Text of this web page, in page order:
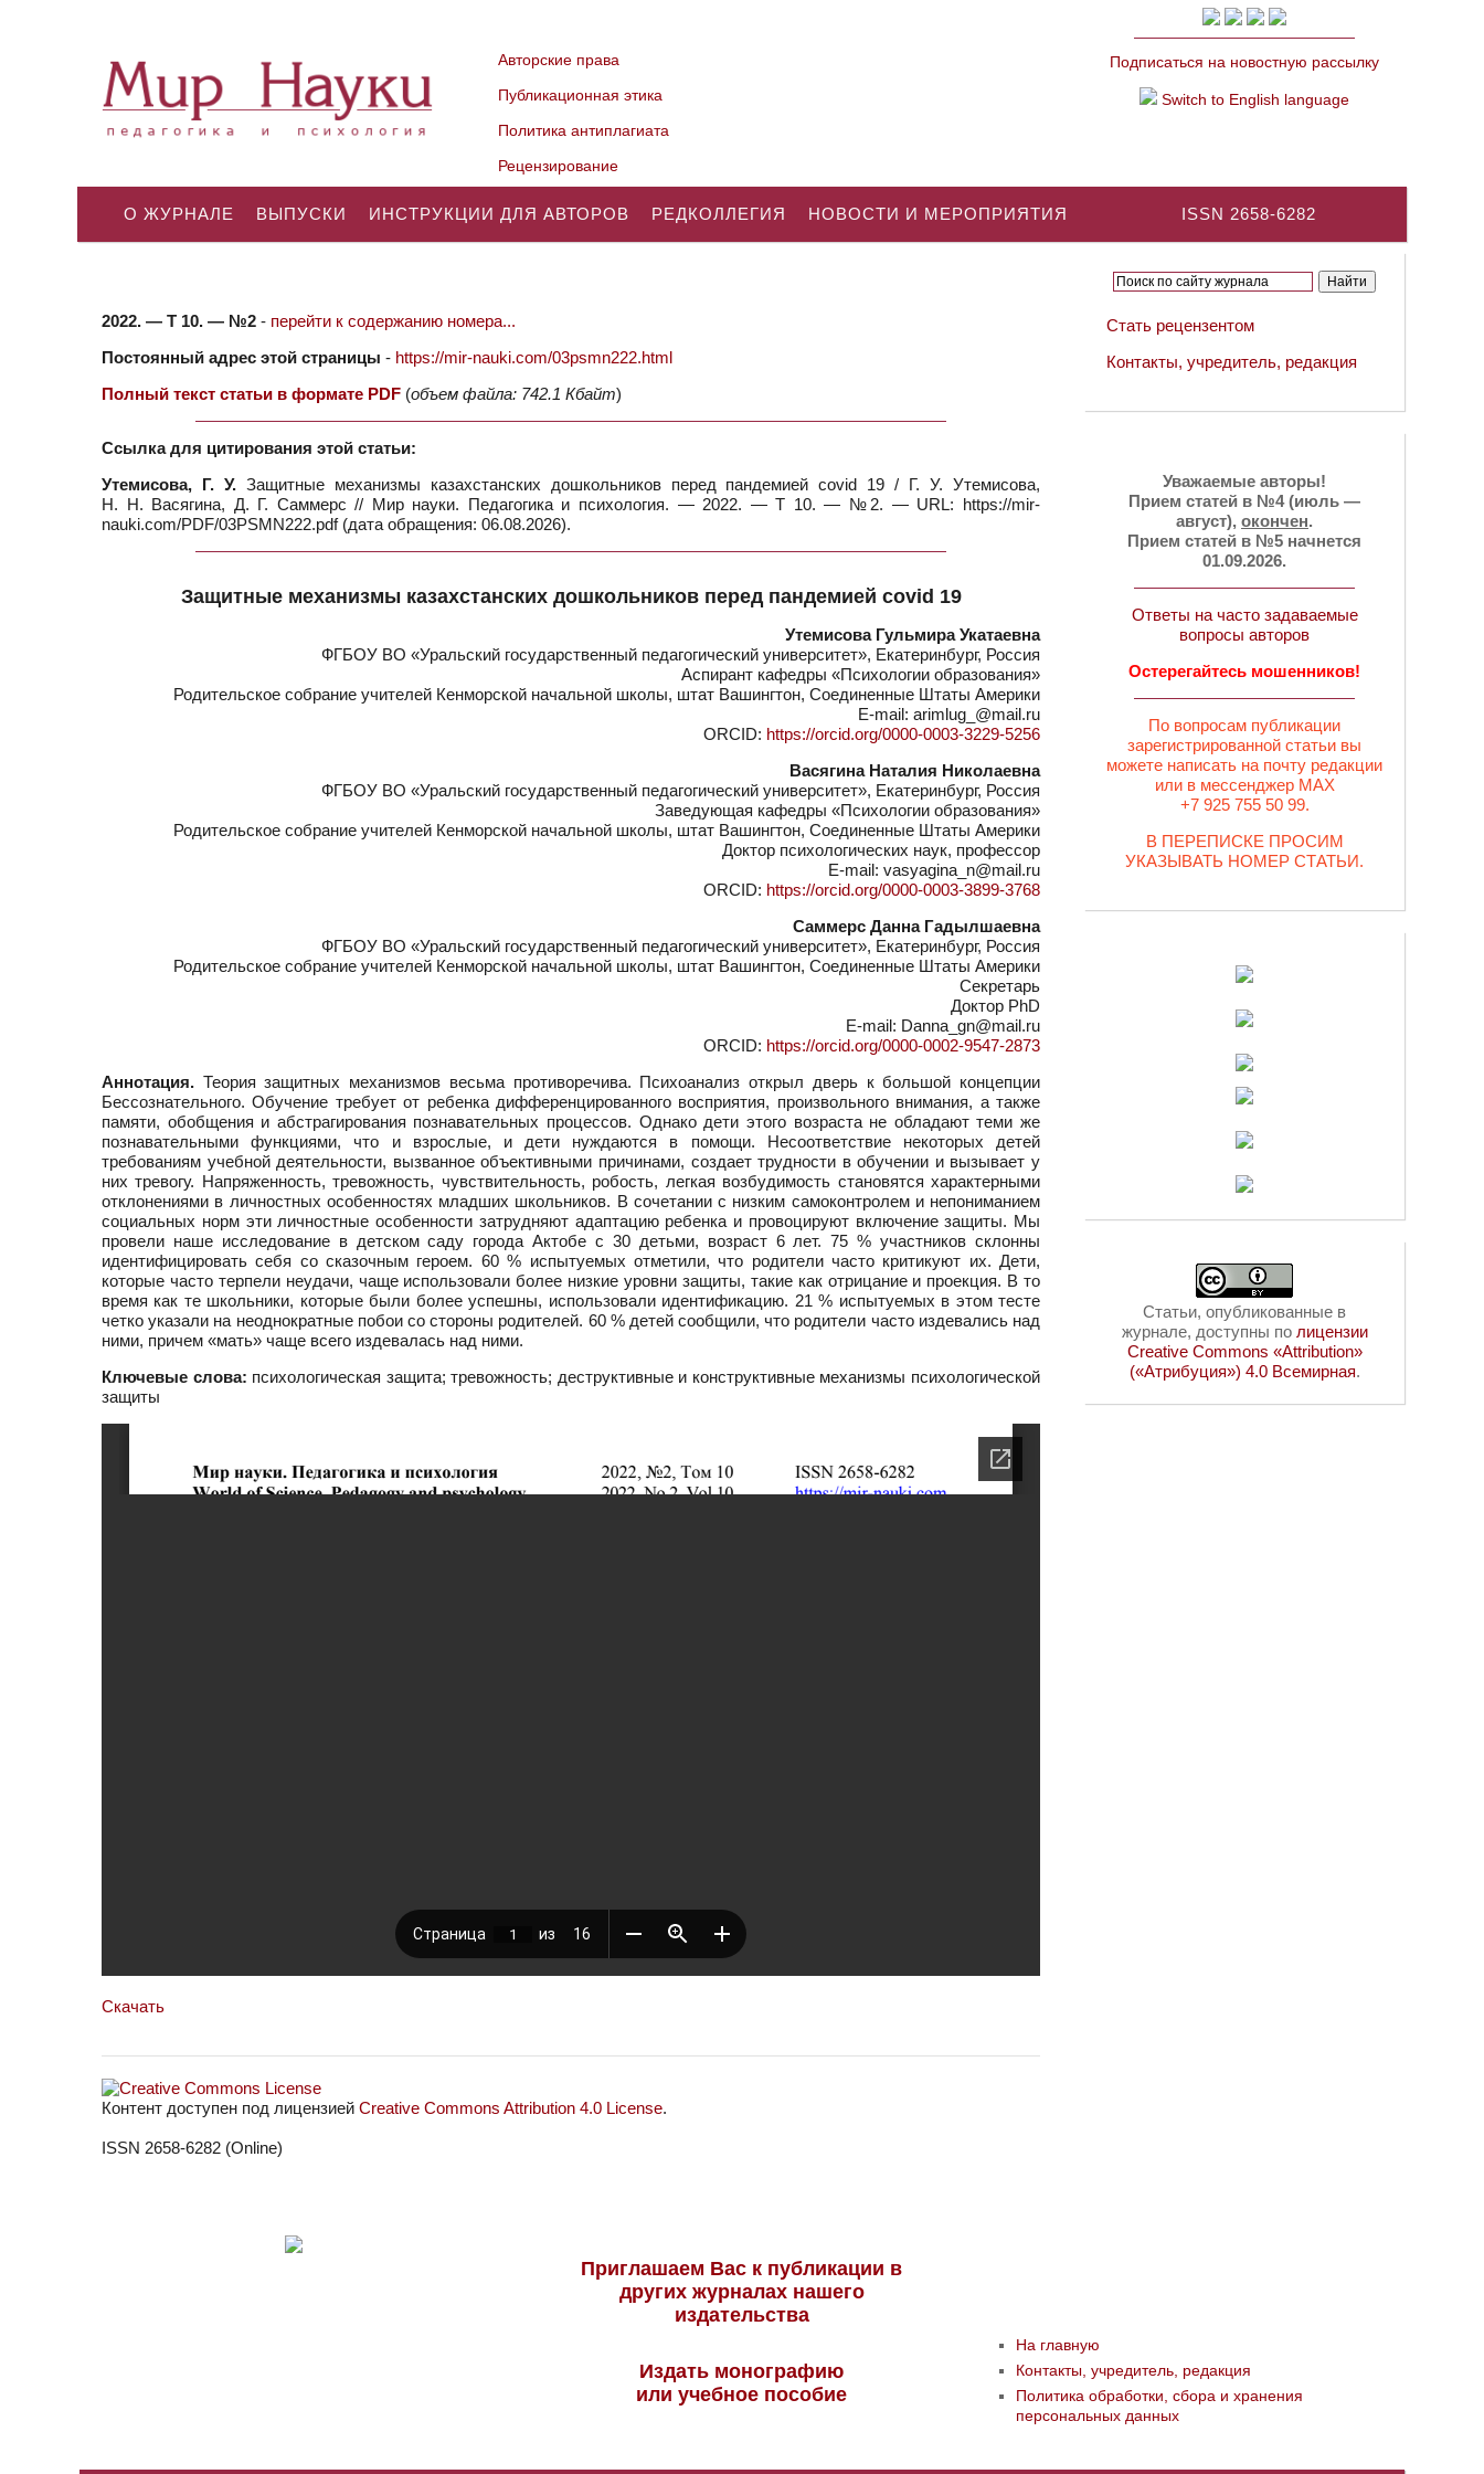
Авторские права
Публикационная этика
Политика антиплагиата
Рецензирование
Подписаться на новостную рассылку
Switch to English language
ISSN 2658-6282
О ЖУРНАЛЕ ВЫПУСКИ ИНСТРУКЦИИ ДЛЯ АВТОРОВ РЕДКОЛЛЕГИЯ НОВОСТИ И МЕРОПРИЯТИЯ
2022. — Т 10. — №2 - перейти к содержанию номера...
Постоянный адрес этой страницы - https://mir-nauki.com/03psmn222.html
Полный текст статьи в формате PDF (объем файла: 742.1 Кбайт)
Ссылка для цитирования этой статьи:
Утемисова, Г. У.Защитные механизмы казахстанских дошкольников перед пандемией covid 19 / Г. У. Утемисова,
Н. Н. Васягина, Д. Г. Саммерс // Мир науки. Педагогика и психология. — 2022. — Т 10. — №2. — URL: https://mir-
nauki.com/PDF/03PSMN222.pdf (дата обращения: 06.08.2026).
Защитные механизмы казахстанских дошкольников перед пандемией covid 19
Утемисова Гульмира Укатаевна
ФГБОУ ВО «Уральский государственный педагогический университет», Екатеринбург, Россия
Аспирант кафедры «Психологии образования»
Родительское собрание учителей Кенморской начальной школы, штат Вашингтон, Соединенные Штаты Америки
E-mail: arimlug_@mail.ru
ORCID: https://orcid.org/0000-0003-3229-5256
Васягина Наталия Николаевна
ФГБОУ ВО «Уральский государственный педагогический университет», Екатеринбург, Россия
Заведующая кафедры «Психологии образования»
Родительское собрание учителей Кенморской начальной школы, штат Вашингтон, Соединенные Штаты Америки
Доктор психологических наук, профессор
E-mail: vasyagina_n@mail.ru
ORCID: https://orcid.org/0000-0003-3899-3768
Саммерс Данна Гадылшаевна
ФГБОУ ВО «Уральский государственный педагогический университет», Екатеринбург, Россия
Родительское собрание учителей Кенморской начальной школы, штат Вашингтон, Соединенные Штаты Америки
Секретарь
Доктор PhD
E-mail: Danna_gn@mail.ru
ORCID: https://orcid.org/0000-0002-9547-2873
Аннотация. Теория защитных механизмов весьма противоречива. Психоанализ открыл дверь к большой концепции
Бессознательного. Обучение требует от ребенка дифференцированного восприятия, произвольного внимания, а также
памяти, обобщения и абстрагирования познавательных процессов. Однако дети этого возраста не обладают теми же
познавательными функциями, что и взрослые, и дети нуждаются в помощи. Несоответствие некоторых детей
требованиям учебной деятельности, вызванное объективными причинами, создает трудности в обучении и вызывает у
них тревогу. Напряженность, тревожность, чувствительность, робость, легкая возбудимость становятся характерными
отклонениями в личностных особенностях младших школьников. В сочетании с низким самоконтролем и непониманием
социальных норм эти личностные особенности затрудняют адаптацию ребенка и провоцируют включение защиты. Мы
провели наше исследование в детском саду города Актобе с 30 детьми, возраст 6 лет. 75 % участников склонны
идентифицировать себя со сказочным героем. 60 % испытуемых отметили, что родители часто критикуют их. Дети,
которые часто терпели неудачи, чаще использовали более низкие уровни защиты, такие как отрицание и проекция. В то
время как те школьники, которые были более успешны, использовали идентификацию. 21 % испытуемых в этом тесте
четко указали на неоднократные побои со стороны родителей. 60 % детей сообщили, что родители часто издевались над
ними, причем «мать» чаще всего издевалась над ними.
Ключевые слова: психологическая защита; тревожность; деструктивные и конструктивные механизмы психологической
защиты
Скачать
Контент доступен под лицензией Creative Commons Attribution 4.0 License.
ISSN 2658-6282 (Online)
Стать рецензентом
Контакты, учредитель, редакция
Уважаемые авторы!
Прием статей в №4 (июль —
август), окончен.
Прием статей в №5 начнется
01.09.2026.
Ответы на часто задаваемые
вопросы авторов
Остерегайтесь мошенников!
По вопросам публикации
зарегистрированной статьи вы
можете написать на почту редакции
или в мессенджер MAX
+7 925 755 50 99.
В ПЕРЕПИСКЕ ПРОСИМ
УКАЗЫВАТЬ НОМЕР СТАТЬИ.
Статьи, опубликованные в
журнале, доступны по лицензии
Creative Commons «Attribution»
(«Атрибуция») 4.0 Всемирная.
Приглашаем Вас к публикации в
других журналах нашего
издательства
Издать монографию
или учебное пособие
На главную
Контакты, учредитель, редакция
Политика обработки, сбора и хранения
персональных данных